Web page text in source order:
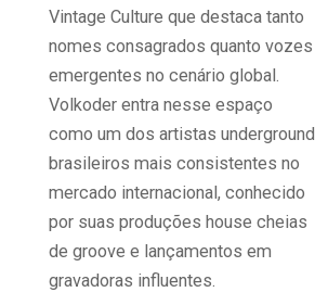
Vintage Culture que destaca tanto
nomes consagrados quanto vozes
emergentes no cenário global.
Volkoder entra nesse espaço
como um dos artistas underground
brasileiros mais consistentes no
mercado internacional, conhecido
por suas produções house cheias
de groove e lançamentos em
gravadoras influentes.